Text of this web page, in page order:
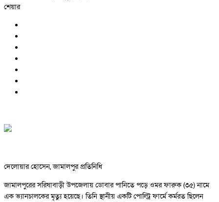
শেয়ার
দেলোয়ার হোসেন, জামালপুর প্রতিনিধি
জামালপুরের সরিষাবাড়ী উপজেলায় ডোবার পানিতে পড়ে ওমর ফারুক (৩৫) নামে
এক ভ্যানচালকের মৃত্যু হয়েছে। তিনি স্থানীয় একটি পোল্ট্রি ফার্মে কর্মরত ছিলেন